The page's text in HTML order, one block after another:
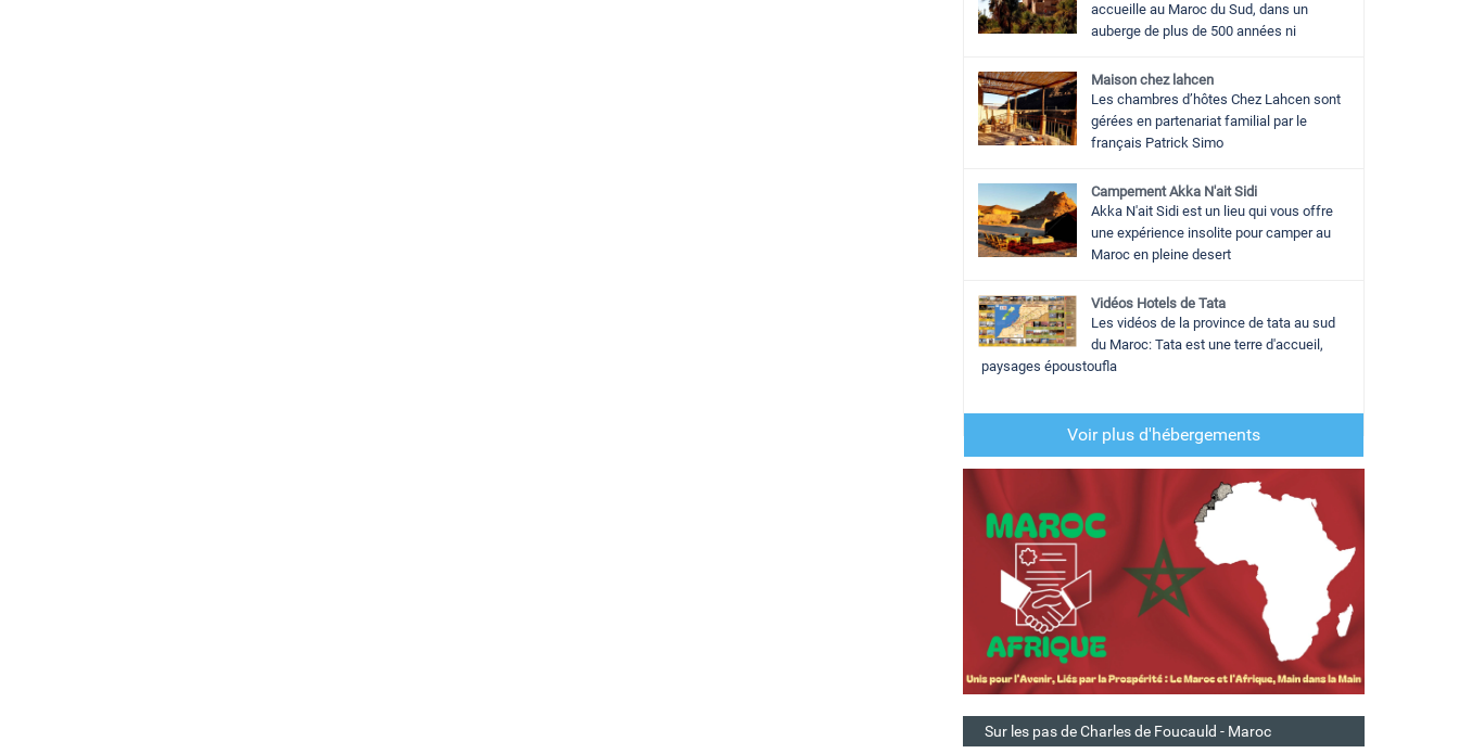
accueille au Maroc du Sud, dans un
auberge de plus de 500 années ni
Maison chez lahcen
Les chambres d’hôtes Chez Lahcen sont
gérées en partenariat familial par le
français Patrick Simo
Campement Akka N'ait Sidi
Akka N'ait Sidi est un lieu qui vous offre
une expérience insolite pour camper au
Maroc en pleine desert
Vidéos Hotels de Tata
Les vidéos de la province de tata au sud
du Maroc: Tata est une terre d'accueil,
paysages époustoufla
Voir plus d'hébergements
Sur les pas de Charles de Foucauld - Maroc